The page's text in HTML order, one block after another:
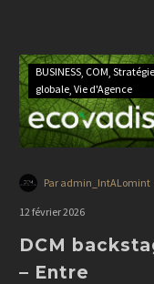
BUSINESS COM Stratégie
globale Vie d'Agence
Par admin_IntALomint
12 février 2026
DCM
– Entre